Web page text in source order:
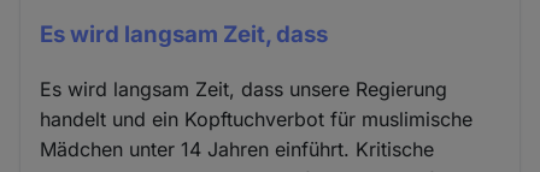
Es wird langsam Zeit, dass
Es wird langsam Zeit, dass unsere Regierung
handelt und ein Kopftuchverbot für muslimische
Mädchen unter 14 Jahren einführt. Kritische